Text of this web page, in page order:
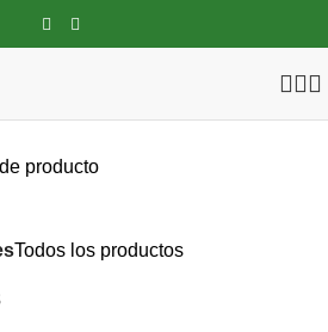
Todos los productos